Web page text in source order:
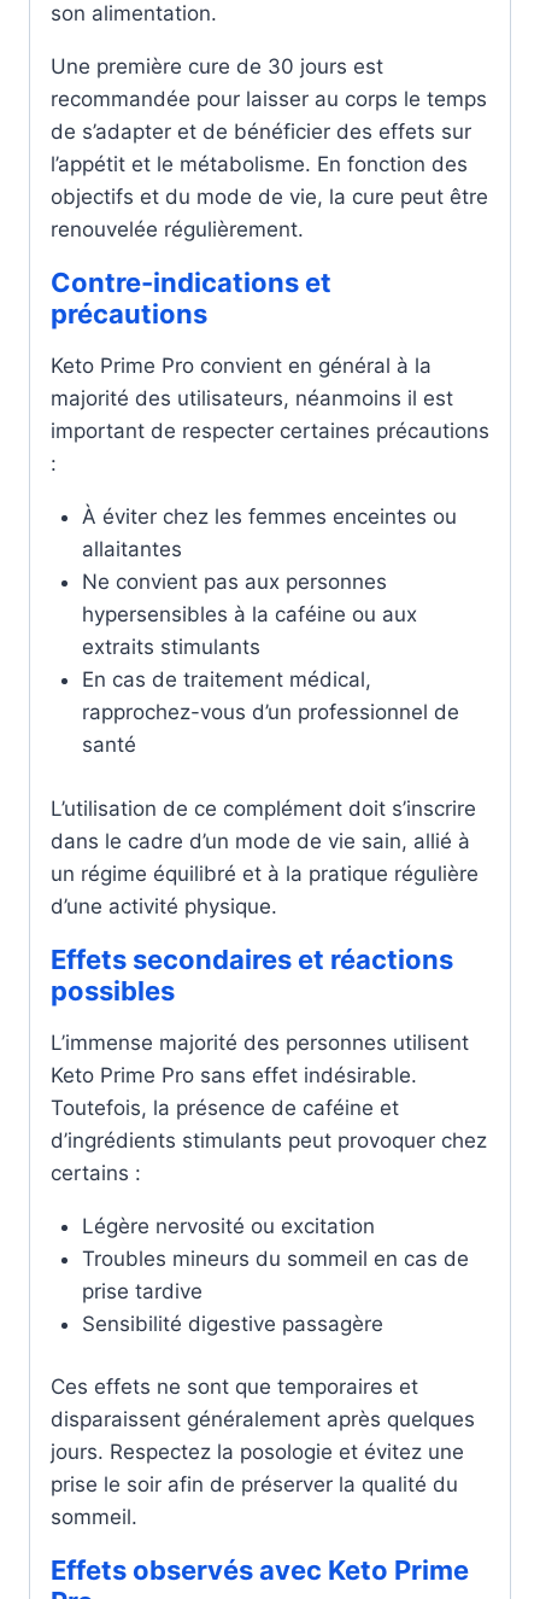
son alimentation.
Une première cure de 30 jours est
recommandée pour laisser au corps le temps
de s’adapter et de bénéficier des effets sur
l’appétit et le métabolisme. En fonction des
objectifs et du mode de vie, la cure peut être
renouvelée régulièrement.
Contre-indications et
précautions
Keto Prime Pro convient en général à la
majorité des utilisateurs, néanmoins il est
important de respecter certaines précautions
:
À éviter chez les femmes enceintes ou
allaitantes
Ne convient pas aux personnes
hypersensibles à la caféine ou aux
extraits stimulants
En cas de traitement médical,
rapprochez-vous d’un professionnel de
santé
L’utilisation de ce complément doit s’inscrire
dans le cadre d’un mode de vie sain, allié à
un régime équilibré et à la pratique régulière
d’une activité physique.
Effets secondaires et réactions
possibles
L’immense majorité des personnes utilisent
Keto Prime Pro sans effet indésirable.
Toutefois, la présence de caféine et
d’ingrédients stimulants peut provoquer chez
certains :
Légère nervosité ou excitation
Troubles mineurs du sommeil en cas de
prise tardive
Sensibilité digestive passagère
Ces effets ne sont que temporaires et
disparaissent généralement après quelques
jours. Respectez la posologie et évitez une
prise le soir afin de préserver la qualité du
sommeil.
Effets observés avec Keto Prime